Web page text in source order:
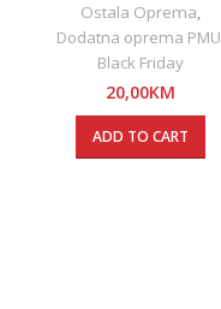
Ostala Oprema,
Dodatna oprema PMU
Black Friday
20,00KM
ADD TO CART